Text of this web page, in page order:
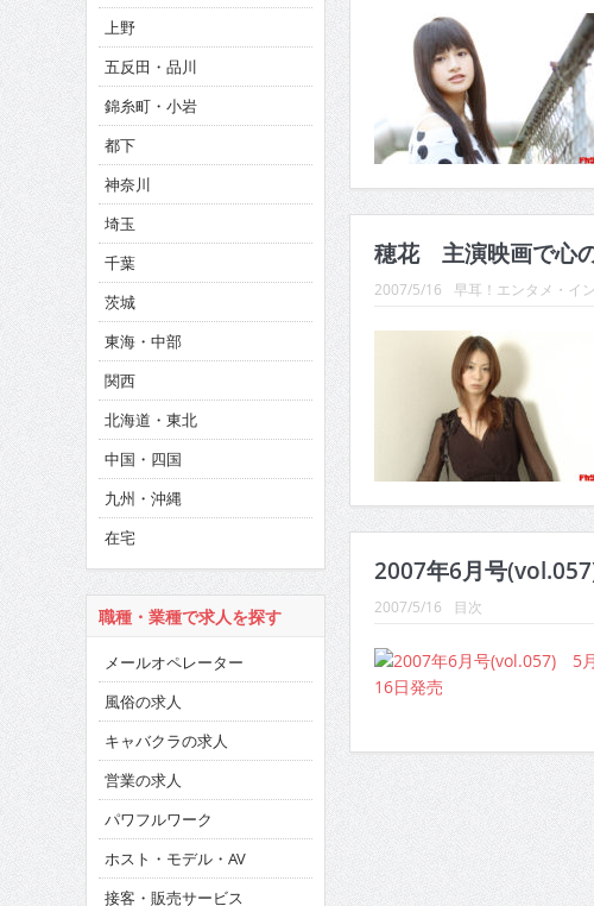
CINEMA×STYLE 288号
CINEMA×STYLE 287号
CINEMA×STYLE 286号
CINEMA×STYLE 285号
CINEMA×STYLE 294号
穂花 主演映画で心
2007/5/16 早耳！エンタメ・イ
2007年6月号
2007/5/16 目次
上野
五反田・品川
錦糸町・小岩
都下
神奈川
埼玉
千葉
茨城
東海・中部
関西
北海道・東北
中国・四国
九州・沖縄
在宅
職種・業種で求人を探す
メールオペレーター
風俗の求人
キャバクラの求人
営業の求人
パワフルワーク
ホスト・モデル・AV
接客・販売サービス